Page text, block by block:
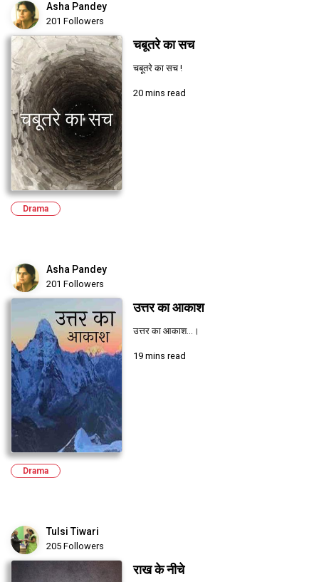
Asha Pandey
201 Followers
चबूतरे का सच
चबूतरे का सच !
20 mins read
Drama
Asha Pandey
201 Followers
उत्तर का आकाश
उत्तर का आकाश...।
19 mins read
Drama
Tulsi Tiwari
205 Followers
राख के नीचे